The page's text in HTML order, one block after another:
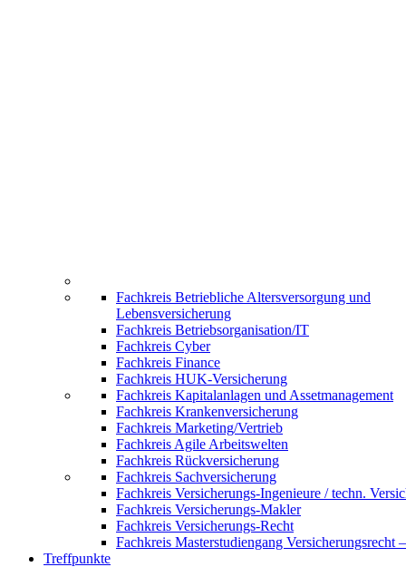
Fachkreis Betriebliche Altersversorgung und
Lebensversicherung
Fachkreis Betriebsorganisation/IT
Fachkreis Cyber
Fachkreis Finance
Fachkreis HUK-Versicherung
Fachkreis Kapitalanlagen und Assetmanagement
Fachkreis Krankenversicherung
Fachkreis Marketing/Vertrieb
Fachkreis Agile Arbeitswelten
Fachkreis Rückversicherung
Fachkreis Sachversicherung
Fachkreis Versicherungs-Ingenieure / techn.
Fachkreis Versicherungs-Makler
Fachkreis Versicherungs-Recht
Fachkreis Masterstudiengang Versicherungsrecht
Treffpunkte